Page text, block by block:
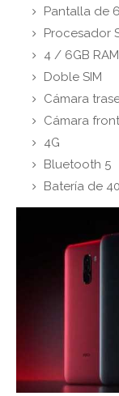
Pantalla de
Procesador
4 / 6GB
Doble SIM
Cámara
Cámara
4G
Bluetooth 5
Batería de